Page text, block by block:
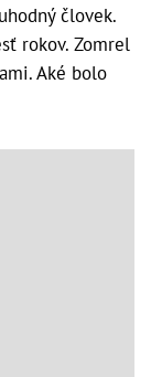
človek.
rokov. Zomrel
Aké bolo